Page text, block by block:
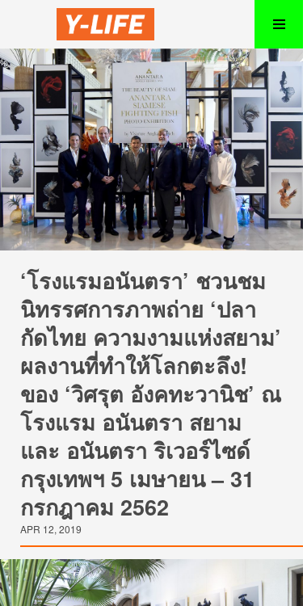
‘โรงแรมอนันตรา’ ชวนชม
นิทรรศการภาพถ่าย ‘ปลา
กัดไทย ความงามแห่งสยาม’
ผลงานที่ทำให้โลกตะลึง!
ของ ‘วิศรุต อังคทะวานิช’ ณ
โรงแรม อนันตรา สยาม
และ อนันตรา ริเวอร์ไซด์
กรุงเทพฯ 5 เมษายน – 31
กรกฎาคม 2562
APR 12, 2019